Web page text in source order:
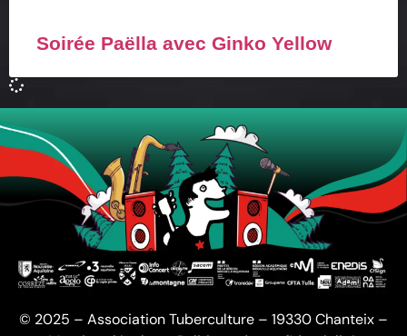
Soirée Paëlla avec Ginko Yellow
© 2025 – Association Tuberculture – 19330 Chanteix –